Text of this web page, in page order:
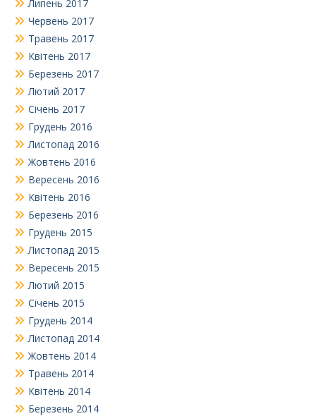
Липень 2017
Червень 2017
Травень 2017
Квітень 2017
Березень 2017
Лютий 2017
Січень 2017
Грудень 2016
Листопад 2016
Жовтень 2016
Вересень 2016
Квітень 2016
Березень 2016
Грудень 2015
Листопад 2015
Вересень 2015
Лютий 2015
Січень 2015
Грудень 2014
Листопад 2014
Жовтень 2014
Травень 2014
Квітень 2014
Березень 2014